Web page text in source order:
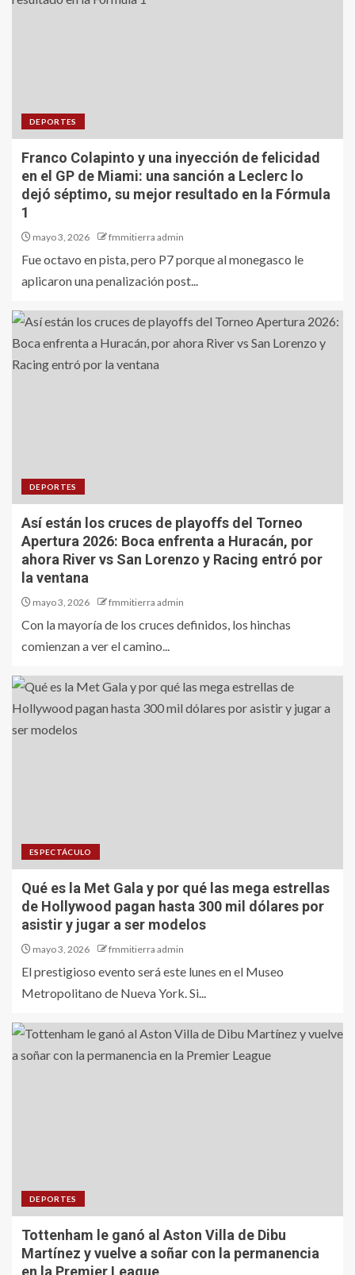
DEPORTES
Franco Colapinto y una inyección de felicidad
en el GP de Miami: una sanción a Leclerc lo
dejó séptimo, su mejor resultado en la Fórmula
1
mayo 3, 2026 fmmitierra admin
Fue octavo en pista, pero P7 porque al monegasco le
aplicaron una penalización post...
DEPORTES
Así están los cruces de playoffs del Torneo
Apertura 2026: Boca enfrenta a Huracán, por
ahora River vs San Lorenzo y Racing entró por
la ventana
mayo 3, 2026 fmmitierra admin
Con la mayoría de los cruces definidos, los hinchas
comienzan a ver el camino...
ESPECTÁCULO
Qué es la Met Gala y por qué las mega estrellas
de Hollywood pagan hasta 300 mil dólares por
asistir y jugar a ser modelos
mayo 3, 2026 fmmitierra admin
El prestigioso evento será este lunes en el Museo
Metropolitano de Nueva York. Si...
DEPORTES
Tottenham le ganó al Aston Villa de Dibu
Martínez y vuelve a soñar con la permanencia
en la Premier League